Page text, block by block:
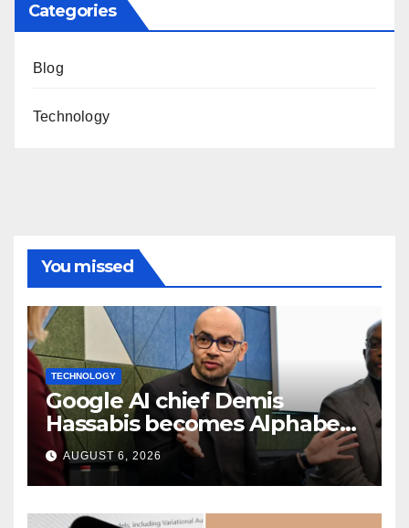
Categories
Blog
Technology
You missed
TECHNOLOGY
Google AI chief Demis
Hassabis becomes Alphabet
chief scientist in leadership
shakeup
AUGUST 6, 2026